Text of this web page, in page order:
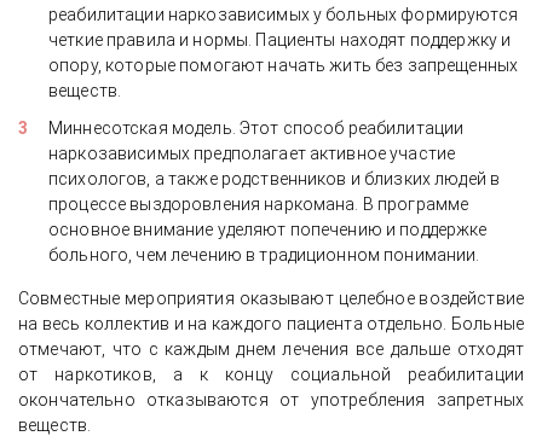
реабилитации наркозависимых у больных формируются
четкие правила и нормы. Пациенты находят поддержку и
опору, которые помогают начать жить без запрещенных
веществ.
Миннесотская модель. Этот способ реабилитации
наркозависимых предполагает активное участие
психологов, а также родственников и близких людей в
процессе выздоровления наркомана. В программе
основное внимание уделяют попечению и поддержке
больного, чем лечению в традиционном понимании.
Совместные мероприятия оказывают целебное воздействие
на весь коллектив и на каждого пациента отдельно. Больные
отмечают, что с каждым днем лечения все дальше отходят
от наркотиков, а к концу социальной реабилитации
окончательно отказываются от употребления запретных
веществ.